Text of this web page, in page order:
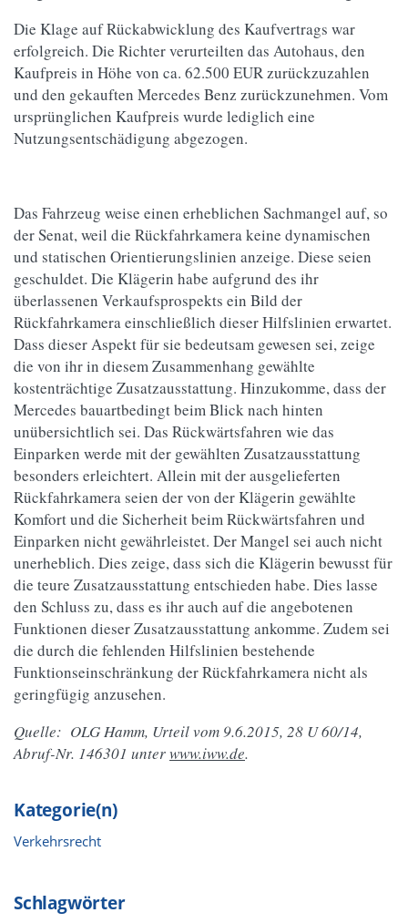
Die Klage auf Rückabwicklung des Kaufvertrags war
erfolgreich. Die Richter verurteilten das Autohaus, den
Kaufpreis in Höhe von ca. 62.500 EUR zurückzuzahlen
und den gekauften Mercedes Benz zurückzunehmen. Vom
ursprünglichen Kaufpreis wurde lediglich eine
Nutzungsentschädigung abgezogen.
Das Fahrzeug weise einen erheblichen Sachmangel auf, so
der Senat, weil die Rückfahrkamera keine dynamischen
und statischen Orientierungslinien anzeige. Diese seien
geschuldet. Die Klägerin habe aufgrund des ihr
überlassenen Verkaufsprospekts ein Bild der
Rückfahrkamera einschließlich dieser Hilfslinien erwartet.
Dass dieser Aspekt für sie bedeutsam gewesen sei, zeige
die von ihr in diesem Zusammenhang gewählte
kostenträchtige Zusatzausstattung. Hinzukomme, dass der
Mercedes bauartbedingt beim Blick nach hinten
unübersichtlich sei. Das Rückwärtsfahren wie das
Einparken werde mit der gewählten Zusatzausstattung
besonders erleichtert. Allein mit der ausgelieferten
Rückfahrkamera seien der von der Klägerin gewählte
Komfort und die Sicherheit beim Rückwärtsfahren und
Einparken nicht gewährleistet. Der Mangel sei auch nicht
unerheblich. Dies zeige, dass sich die Klägerin bewusst für
die teure Zusatzausstattung entschieden habe. Dies lasse
den Schluss zu, dass es ihr auch auf die angebotenen
Funktionen dieser Zusatzausstattung ankomme. Zudem sei
die durch die fehlenden Hilfslinien bestehende
Funktionseinschränkung der Rückfahrkamera nicht als
geringfügig anzusehen.
Quelle: OLG Hamm, Urteil vom 9.6.2015, 28 U 60/14,
Abruf-Nr. 146301 unterwww.iww.de.
Kategorie(n)
Verkehrsrecht
Schlagwörter